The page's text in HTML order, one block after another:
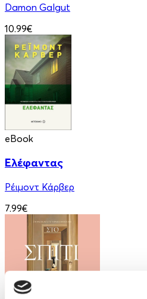
Damon Galgut
10.99€
eBook
Ελέφαντας
Ρέιμοντ Κάρβερ
7.99€